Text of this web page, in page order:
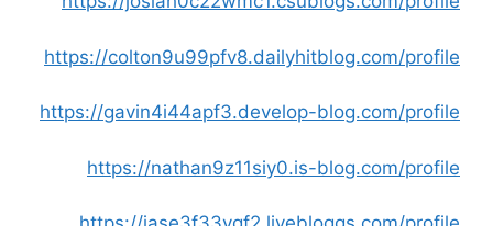
https://colton9u99pfv8.dailyhitblog.com/profile
https://gavin4i44apf3.develop-blog.com/profile
https://nathan9z11siy0.is-blog.com/profile